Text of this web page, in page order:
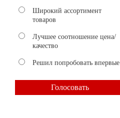
Широкий ассортимент
товаров
Лучшее соотношение цена/
качество
Решил попробовать впервые